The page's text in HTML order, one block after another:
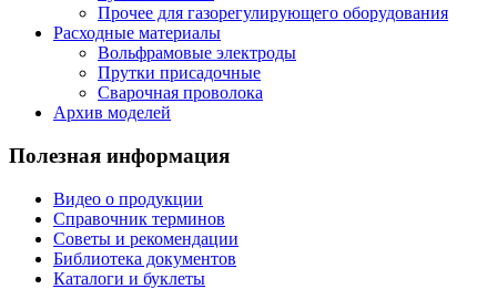
Прочее для газорегулирующего оборудования
Расходные материалы
Вольфрамовые электроды
Прутки присадочные
Сварочная проволока
Архив моделей
Полезная информация
Видео о продукции
Справочник терминов
Советы и рекомендации
Библиотека документов
Каталоги и буклеты